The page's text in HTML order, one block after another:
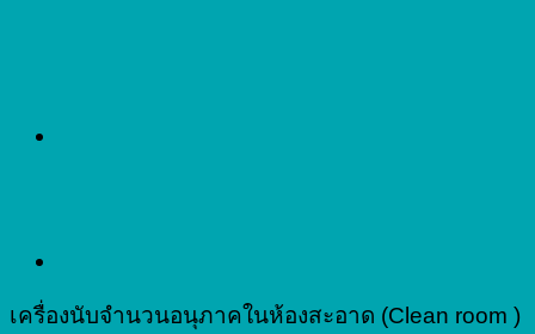
เครื่องนับจำนวนอนุภาคในห้องสะอาด (Clean room )